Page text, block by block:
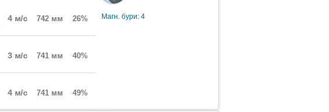
4 м/с 742 мм 26%
3 м/с 741 мм 40%
4 м/с 741 мм 49%
Магн. бури: 4